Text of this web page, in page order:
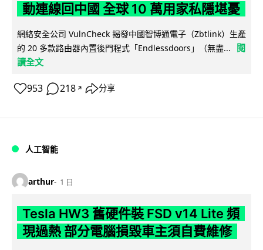
動連線回中國 全球 10 萬用家私隱堪憂
網絡安全公司 VulnCheck 揭發中國智博通電子（Zbtlink）生產
的 20 多款路由器內置後門程式「Endlessdoors」（無盡...
閱
讀全文
953 218 ↗ 分享
人工智能
arthur 1 日
Tesla HW3 舊硬件裝 FSD v14 Lite 頻
現過熱 部分電腦損毀車主須自費維修